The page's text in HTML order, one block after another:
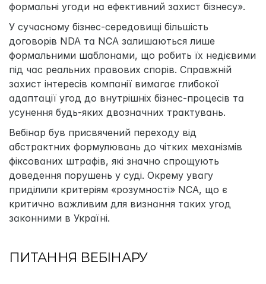
формальні угоди на ефективний захист бізнесу».
У сучасному бізнес-середовищі більшість
договорів NDA та NCA залишаються лише
формальними шаблонами, що робить їх недієвими
під час реальних правових спорів. Справжній
захист інтересів компанії вимагає глибокої
адаптації угод до внутрішніх бізнес-процесів та
усунення будь-яких двозначних трактувань.
Вебінар був присвячений переходу від
абстрактних формулювань до чітких механізмів
фіксованих штрафів, які значно спрощують
доведення порушень у суді. Окрему увагу
приділили критеріям «розумності» NCA, що є
критично важливим для визнання таких угод
законними в Україні.
ПИТАННЯ ВЕБІНАРУ